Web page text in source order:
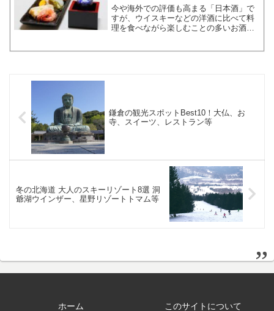
今や海外での評価も高まる「日本酒」で
すが、ウイスキーなどの洋酒に比べて料
理を食べながら楽しむことの多いお酒で
鎌倉の観光スポットBest10！大仏、お
寺、スイーツ、レストラン等
冬の北海道 大人のスキーリゾート8選 洞
爺湖ウインザー、星野リゾートトマム等
ホーム このサイトについて